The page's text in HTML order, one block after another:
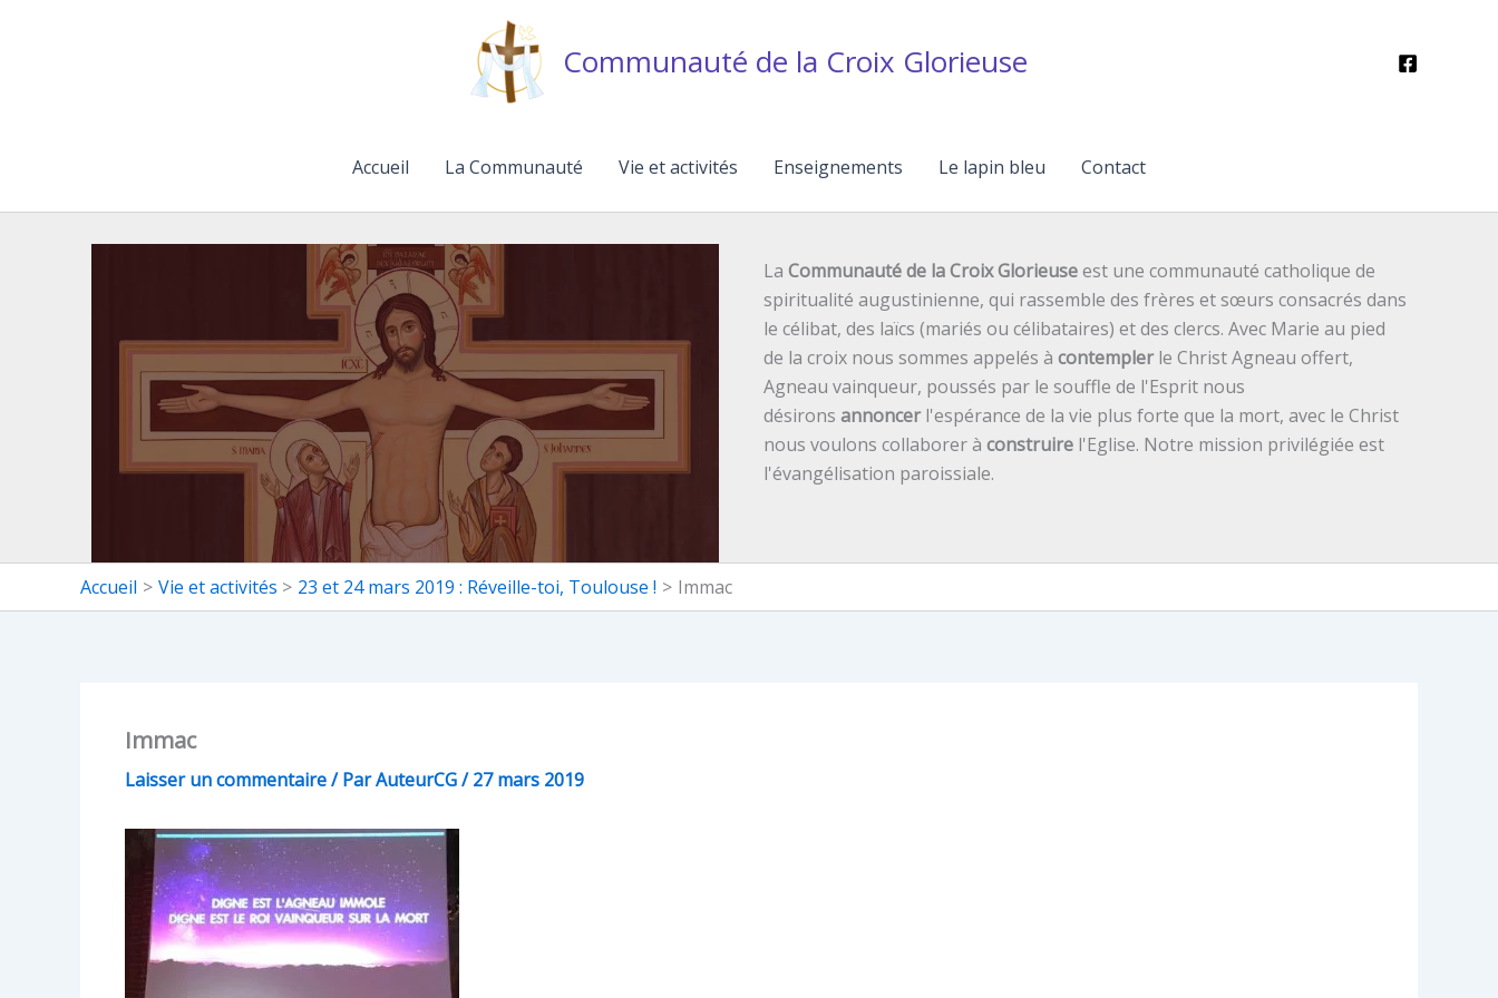
Communauté de la Croix Glorieuse
Accueil La Communauté Vie et activités Enseignements Le lapin bleu Contact
La Communauté de la Croix Glorieuseest une communauté catholique de
spiritualité augustinienne, qui rassemble des frères et sœurs consacrés dans
le célibat, des laïcs (mariés ou célibataires) et des clercs. Avec Marie au pied
de la croix nous sommes appelés à contemplerle Christ Agneau offert,
Agneau vainqueur, poussés par le souffle de l'Esprit nous
désirons annoncerl'espérance de la vie plus forte que la mort, avec le Christ
nous voulons collaborer à construirel'Eglise. Notre mission privilégiée est
l'évangélisation paroissiale.
Accueil Vie et activités 23 et 24 mars 2019 : Réveille-toi, Toulouse ! Immac
Immac
Laisser un commentaire/ ParAuteurCG/27 mars 2019